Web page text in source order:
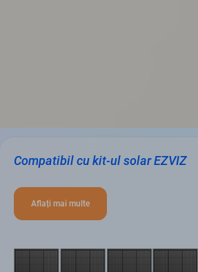
Compatibil cu kit-ul solar EZVIZ
Aflați mai multe